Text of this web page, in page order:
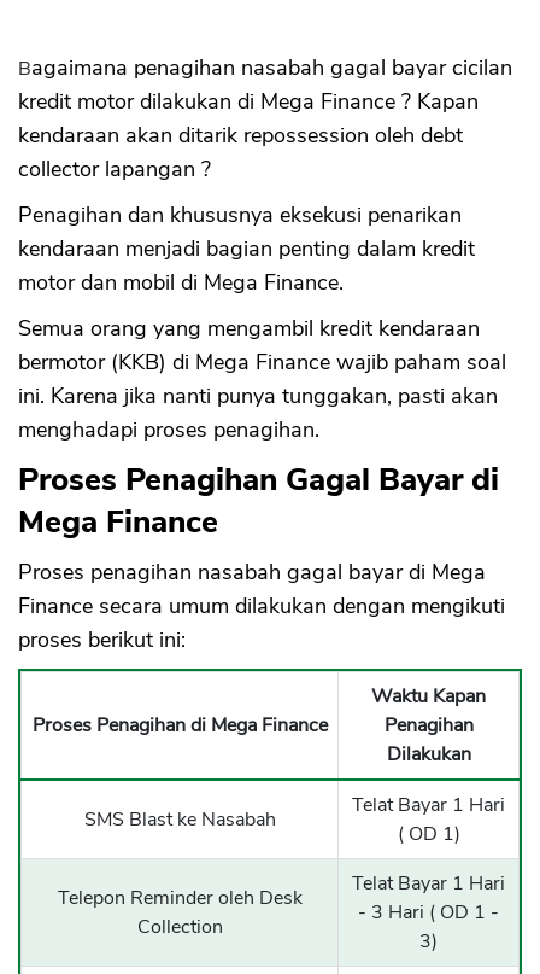
Bagaimana penagihan nasabah gagal bayar cicilan
kredit motor dilakukan di Mega Finance ? Kapan
kendaraan akan ditarik repossession oleh debt
collector lapangan ?
Penagihan dan khususnya eksekusi penarikan
kendaraan menjadi bagian penting dalam kredit
motor dan mobil di Mega Finance.
Semua orang yang mengambil kredit kendaraan
bermotor (KKB) di Mega Finance wajib paham soal
ini. Karena jika nanti punya tunggakan, pasti akan
menghadapi proses penagihan.
Proses Penagihan Gagal Bayar di
Mega Finance
Proses penagihan nasabah gagal bayar di Mega
Finance secara umum dilakukan dengan mengikuti
proses berikut ini:
Proses Penagihan di Mega Finance
Waktu Kapan
Penagihan
Dilakukan
SMS Blast ke Nasabah
Telat Bayar 1 Hari
( OD 1)
Telepon Reminder oleh Desk
Collection
Telat Bayar 1 Hari
- 3 Hari ( OD 1 -
3)